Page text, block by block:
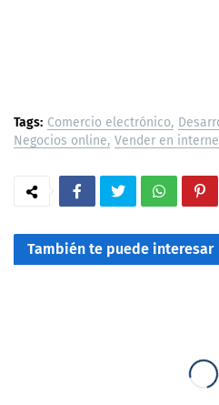
Tags: Comercio electrónico
Negocios online Vender en
También te puede interesar